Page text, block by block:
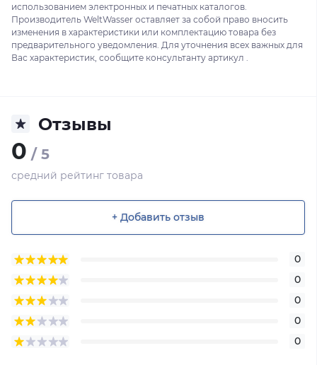
использованием электронных и печатных каталогов.
Производитель WeltWasser оставляет за собой право вносить
изменения в характеристики или комплектацию товара без
предварительного уведомления. Для уточнения всех важных для
Вас характеристик, сообщите консультанту артикул .
Отзывы
0 / 5
средний рейтинг товара
+ Добавить отзыв
0
0
0
0
0